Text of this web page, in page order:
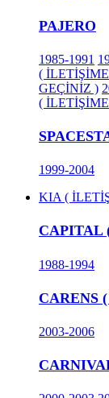
PAJERO
1985-1991
(
GEÇİNİZ )
(
1999-2004
KIA (
CAPITAL
1988-1994
CARENS
2003-2006